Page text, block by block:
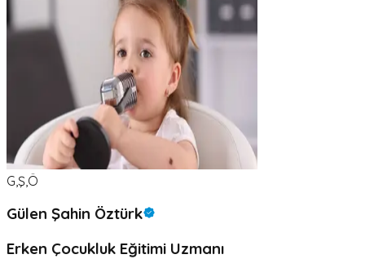
G,Ş,Ö
Gülen Şahin Öztürk
Erken Çocukluk Eğitimi Uzmanı